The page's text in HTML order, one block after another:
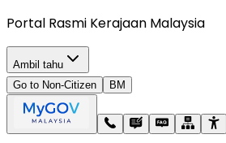
Portal Rasmi Kerajaan Malaysia
Ambil tahu
Go to Non-Citizen
BM